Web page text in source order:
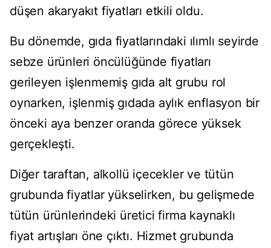
düşen akaryakıt fiyatları etkili oldu.
Bu dönemde, gıda fiyatlarındaki ılımlı seyirde
sebze ürünleri öncülüğünde fiyatları
gerileyen işlenmemiş gıda alt grubu rol
oynarken, işlenmiş gıdada aylık enflasyon bir
önceki aya benzer oranda görece yüksek
gerçekleşti.
Diğer taraftan, alkollü içecekler ve tütün
grubunda fiyatlar yükselirken, bu gelişmede
tütün ürünlerindeki üretici firma kaynaklı
fiyat artışları öne çıktı. Hizmet grubunda